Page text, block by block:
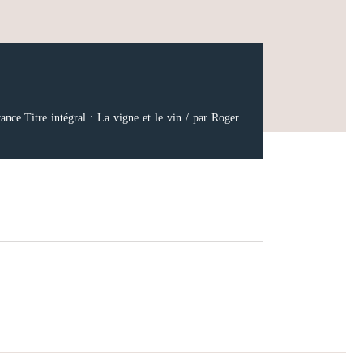
intégral : La vigne et le vin / par Roger